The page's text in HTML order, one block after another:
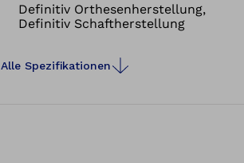
Definitiv Orthesenherstellung,
Definitiv Schaftherstellung
Alle Spezifikationen